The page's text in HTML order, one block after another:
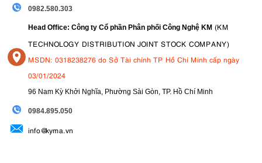
0982.580.303
Head Office: Công ty Cổ phần Phân phối Công Nghệ KM (KM
TECHNOLOGY DISTRIBUTION JOINT STOCK COMPANY)
MSDN: 0318238276 do Sở Tài chính TP Hồ Chí Minh cấp ngày
03/01/2024
96 Nam Kỳ Khởi Nghĩa, Phường Sài Gòn, TP. Hồ Chí Minh
0984.895.050
info@kyma.vn